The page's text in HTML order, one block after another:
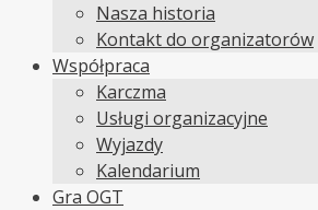
Nasza historia
Kontakt do organizatorów
Współpraca
Karczma
Usługi organizacyjne
Wyjazdy
Kalendarium
Gra OGT